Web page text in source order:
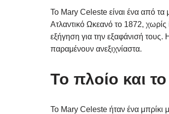
Το Mary Celeste είναι ένα από τα
Ατλαντικό Ωκεανό το 1872,
εξήγηση για την εξαφάνισή
παραμένουν ανεξιχνίαστα.
Το πλοίο και το
Το Mary Celeste ήταν ένα